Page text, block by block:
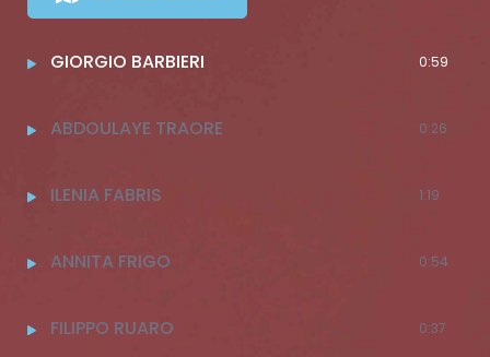
GIORGIO BARBIERI 0:59
ABDOULAYE TRAORE 0:26
ILENIA FABRIS 1:19
ANNITA FRIGO 0:54
FILIPPO RUARO 0:37